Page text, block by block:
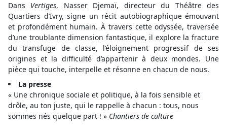
Dans Vertiges, Nasser Djemaï, directeur du Théâtre des
Quartiers d’Ivry, signe un récit autobiographique émouvant
et profondément humain. À travers cette odyssée, traversée
d’une troublante dimension fantastique, il explore la fracture
du transfuge de classe, l’éloignement progressif de ses
origines et la difficulté d’appartenir à deux mondes. Une
pièce qui touche, interpelle et résonne en chacun de nous.
La presse
« Une chronique sociale et politique, à la fois sensible et
drôle, au ton juste, qui le rappelle à chacun : tous, nous
sommes nés quelque part ! » Chantiers de culture